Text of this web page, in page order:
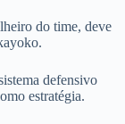
do time, deve
defensivo
estratégia.